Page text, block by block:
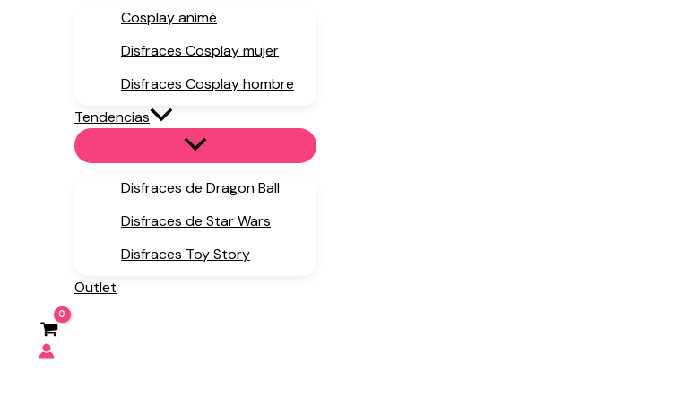
Cosplay animé
Disfraces Cosplay mujer
Disfraces Cosplay hombre
Tendencias
Disfraces de Dragon Ball
Disfraces de Star Wars
Disfraces Toy Story
Outlet